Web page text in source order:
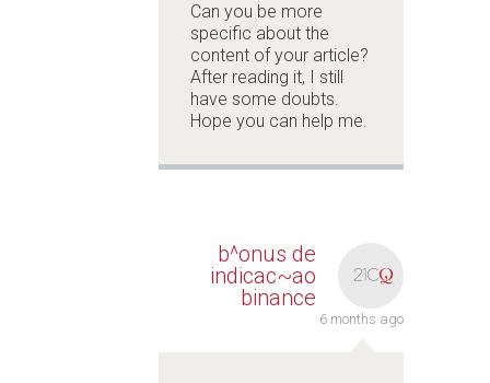
Can you be more
specific about the
content of your article?
After reading it, I still
have some doubts.
Hope you can help me.
b^onus de
indicac~ao
binance
6 months ago